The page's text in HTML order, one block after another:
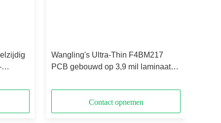
Wangling's Ultra-Thin F4BM217
PCB gebouwd op 3,9 mil laminaat
Contact opnemen